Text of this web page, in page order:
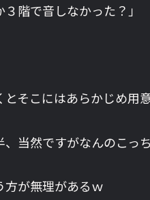
３階で音しなかった？」
とそこにはあらかじめ用
当然ですがなんのこっ
方が無理があるｗ